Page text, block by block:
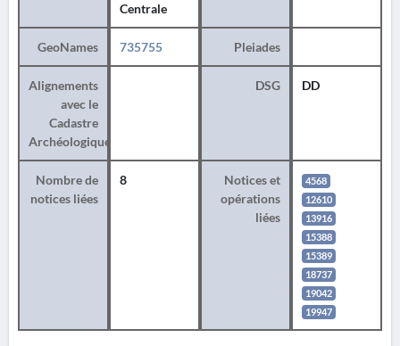
Centrale
GeoNames 735755 Pleiades
Alignements
avec le
Cadastre
Archéologique
DSG DD
Nombre de
notices liées
8
Notices et
opérations
liées
4568
12610
13916
15388
15389
18737
19042
19947